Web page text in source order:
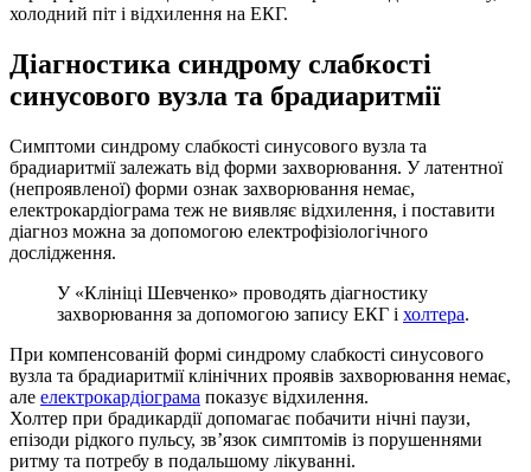
холодний піт і відхилення на ЕКГ.
Діагностика синдрому слабкості
синусового вузла та брадиаритмії
Симптоми синдрому слабкості синусового вузла та
брадиаритмії залежать від форми захворювання. У латентної
(непроявленої) форми ознак захворювання немає,
електрокардіограма теж не виявляє відхилення, і поставити
діагноз можна за допомогою електрофізіологічного
дослідження.
У «Клініці Шевченко» проводять діагностику
захворювання за допомогою запису ЕКГ і холтера.
При компенсованій формі синдрому слабкості синусового
вузла та брадиаритмії клінічних проявів захворювання немає,
але електрокардіограма показує відхилення.
Холтер при брадикардії допомагає побачити нічні паузи,
епізоди рідкого пульсу, зв’язок симптомів із порушеннями
ритму та потребу в подальшому лікуванні.